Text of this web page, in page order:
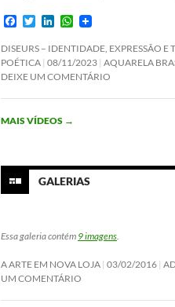
F
c
e
b
o
o
T
i
t
t
e
r
n
k
e
d
I
W
a
t
s
A
p
DISEURS – IDENTIDADE, EXPRESSÃO E
POÉTICA 08/11/2023 AQUARELA
DEIXE UM COMENTÁRIO
MAIS VÍDEOS →
GALERIAS
Essa galeria contém 9 imagens.
A ARTE EM NOVA LOJA 03/02/2016
UM COMENTÁRIO